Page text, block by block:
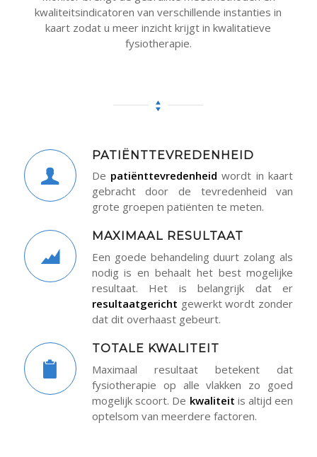
kwaliteitsindicatoren van verschillende instanties in
kaart zodat u meer inzicht krijgt in kwalitatieve
fysiotherapie.
PATIËNTTEVREDENHEID
De patiënttevredenheid wordt in kaart
gebracht door de tevredenheid van
grote groepen patiënten te meten.
MAXIMAAL RESULTAAT
Een goede behandeling duurt zolang als
nodig is en behaalt het best mogelijke
resultaat. Het is belangrijk dat er
resultaatgericht gewerkt wordt zonder
dat dit overhaast gebeurt.
TOTALE KWALITEIT
Maximaal resultaat betekent dat
fysiotherapie op alle vlakken zo goed
mogelijk scoort. De kwaliteit is altijd een
optelsom van meerdere factoren.